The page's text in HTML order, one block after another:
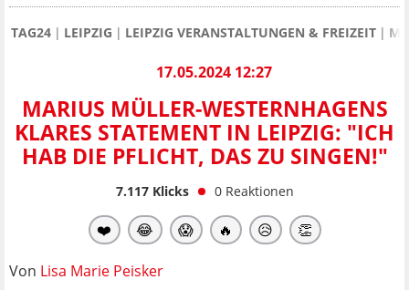
TAG24 LEIPZIG LEIPZIG VERANSTALTUNGEN & FREIZEIT
17.05.2024 12:27
MARIUS MÜLLER-WESTERNHAGENS
KLARES STATEMENT IN LEIPZIG: "ICH
HAB DIE PFLICHT, DAS ZU SINGEN!"
7.117Klicks 0 Reaktionen
❤️ 😂 😱 🔥 😥 👏
Von Lisa Marie Peisker